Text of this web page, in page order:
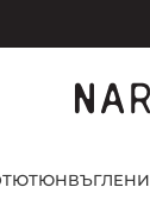
ТЮТЮНВЪГЛЕНИ